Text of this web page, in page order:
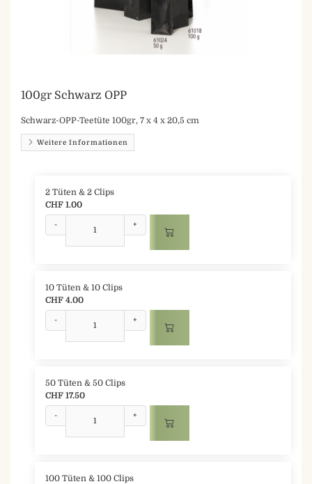
100gr Schwarz OPP
Schwarz-OPP-Teetüte 100gr, 7 x 4 x 20,5 cm
Weitere Informationen
2 Tüten & 2 Clips
CHF 1.00
- +
10 Tüten & 10 Clips
CHF 4.00
- +
50 Tüten & 50 Clips
CHF 17.50
- +
100 Tüten & 100 Clips